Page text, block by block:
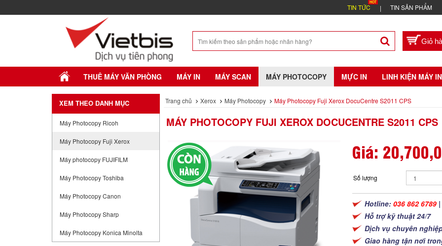
TIN TỨC TIN SẢN PHẨM
THUÊ MÁY VĂN PHÒNG MÁY IN MÁY SCAN MÁY PHOTOCOPY MỰC IN LINH KIỆN MÁY IN
XEM THEO DANH MỤC
Máy Photocopy Ricoh
Máy Photocopy Fuji Xerox
Máy photocopy FUJIFILM
Máy Photocopy Toshiba
Máy Photocopy Canon
Máy Photocopy Sharp
Máy Photocopy Konica Minolta
Trang chủ Xerox Máy Photocopy Máy Photocopy Fuji Xerox DocuCentre S2011 CPS
MÁY PHOTOCOPY FUJI XEROX DOCUCENTRE S2011 CPS
Giá:
Số lượng
Hotline: 036 862 6789
Hỗ trợ kỹ thuật 24/7
Dịch vụ chuyên
Giao hàng tận nơi